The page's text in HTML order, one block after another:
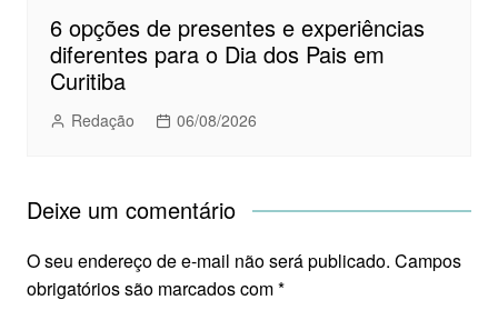
6 opções de presentes e experiências
diferentes para o Dia dos Pais em
Curitiba
Redação 06/08/2026
Deixe um comentário
O seu endereço de e-mail não será publicado. Campos
obrigatórios são marcados com*